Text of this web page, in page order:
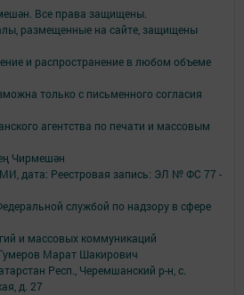
Все права защищены.
размещенные на сайте, защищены
и распространение в любом объеме
только с письменного согласия
агентства по печати и массовым
Чирмешән
дата: Реестровая запись: ЭЛ № ФС 77 -
службой по надзору в сфере
и массовых коммуникаций
Марат Шакирович
Респ., Черемшанский р-н, с.
д. 27